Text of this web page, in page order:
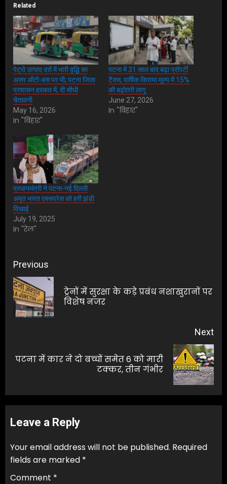
Related
पेट्रो उत्पाद दरों में भारी वृद्धि का
असर ऑटो-बस पर भी; पटना जिला
प्रशासन हरकत में, दी सीधी
चेतावनी
May 16, 2026
In "बिहार"
पटना में 31 साल बाद बढ़ा प्रॉपर्टी
टैक्स, वार्षिक किराया मूल्य में 15%
की बढ़ोतरी लागू
June 27, 2026
In "बिहार"
प्रधानमंत्री ने पटना-नई दिल्ली
अमृत भारत एक्सप्रेस को हरी झंडी
दिखाई
July 19, 2025
In "रेल"
Post
navigation
Previous
ट्रेनों में सुरक्षा के कड़े प्रबंध नशाखुरानों पर
विशेष नजर
Next
Next
पटना में कार ने दो बच्चों समेत 6 को मारी
टक्कर, तीन गंभीर
Leave a Reply
Your email address will not be published. Required
fields are marked *
Comment *